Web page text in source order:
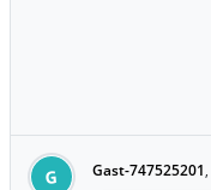
G Gast-747525201,